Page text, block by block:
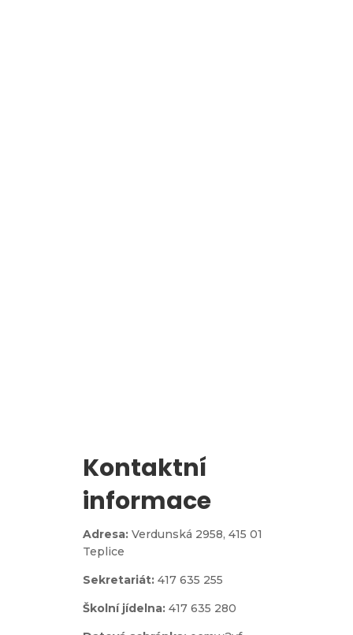
Kontaktní
informace
Adresa: Verdunská 2958, 415 01
Teplice
Sekretariát: 417 635 255
Školní jídelna: 417 635 280